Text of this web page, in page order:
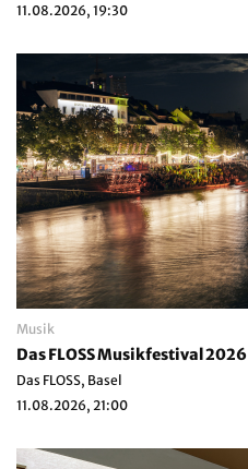
11.08.2026, 19:30
Musik
Das FLOSS Musikfestival 2026
Das FLOSS, Basel
11.08.2026, 21:00